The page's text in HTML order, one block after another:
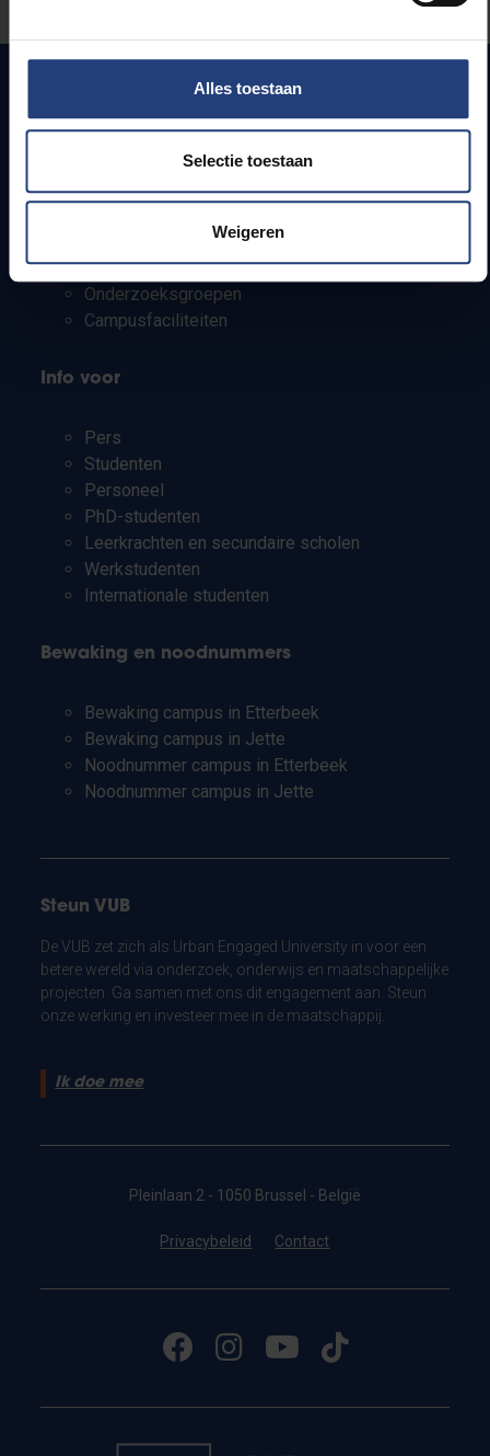
Alles toestaan
Selectie toestaan
Weigeren
Snel naar
Webmail
Bereikbaarheid
Onderzoeksgroepen
Campusfaciliteiten
Info voor
Pers
Studenten
Personeel
PhD-studenten
Leerkrachten en secundaire scholen
Werkstudenten
Internationale studenten
Bewaking en noodnummers
Bewaking campus in Etterbeek
Bewaking campus in Jette
Noodnummer campus in Etterbeek
Noodnummer campus in Jette
Steun VUB
De VUB zet zich als Urban Engaged University in voor een
betere wereld via onderzoek, onderwijs en maatschappelijke
projecten. Ga samen met ons dit engagement aan. Steun
onze werking en investeer mee in de maatschappij.
Ik doe mee
Pleinlaan 2 - 1050 Brussel - België
Privacybeleid Contact